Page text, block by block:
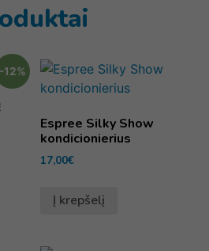
-12%
Espree Silky Show
kondicionierius
17,00€
Į krepšelį